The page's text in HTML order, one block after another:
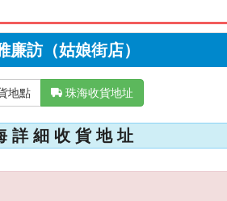
廉訪（姑娘街店）
地點  珠海收貨地址
詳 細 收 貨 地 址